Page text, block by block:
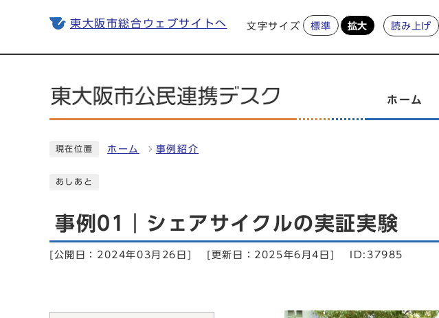
東大阪市総合ウェブサイトへ 文字サイズ 標準 拡大 読み上げ
ホーム
現在位置 ホーム 事例紹介
あしあと
事例01｜シェアサイクルの実証実験
[公開日：2024年03月26日] [更新日：2025年6月4日] ID:37985